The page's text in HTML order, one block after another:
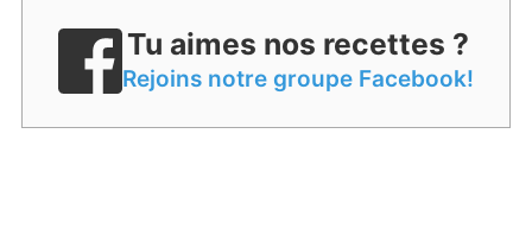
Tu aimes nos recettes ?
Rejoins notre groupe Facebook!